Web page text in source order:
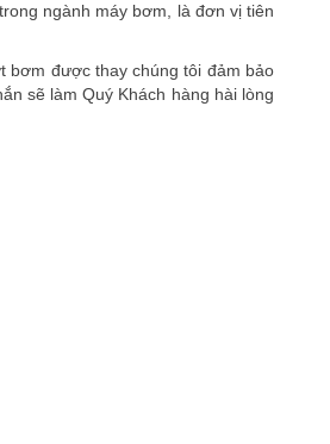
ngành máy bơm, là đơn vị tiên
bơm được thay chúng tôi đảm bảo
sẽ làm Quý Khách hàng hài lòng